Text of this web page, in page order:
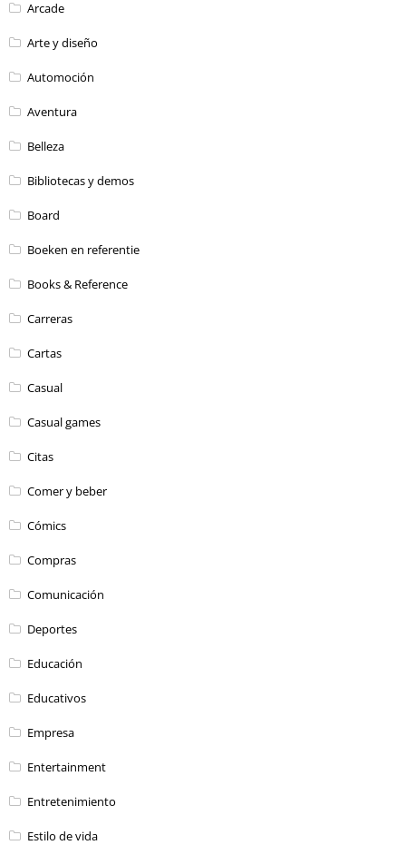
Arcade
Arte y diseño
Automoción
Aventura
Belleza
Bibliotecas y demos
Board
Boeken en referentie
Books & Reference
Carreras
Cartas
Casual
Casual games
Citas
Comer y beber
Cómics
Compras
Comunicación
Deportes
Educación
Educativos
Empresa
Entertainment
Entretenimiento
Estilo de vida